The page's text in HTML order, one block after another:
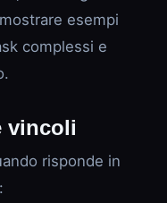
esempi
complessi e
vincoli
risponde in